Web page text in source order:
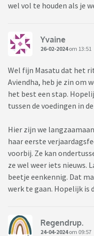
wel vol te houden als je
Yvaine
26-02-2024om 13:51
Wel fijn Masatu dat het
Aviendha, heb je zin om
het best een stap.
tussen de voedingen in
Hier zijn we
haar eerste
voorbij. Ze kan
ze wel weer iets nieuws.
beetje eenkennig. Dat
werk te gaan. Hopelijk is
Regendrup.
24-04-2024om 09:57